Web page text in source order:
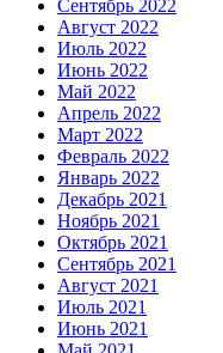
Сентябрь 2022
Август 2022
Июль 2022
Июнь 2022
Май 2022
Апрель 2022
Март 2022
Февраль 2022
Январь 2022
Декабрь 2021
Ноябрь 2021
Октябрь 2021
Сентябрь 2021
Август 2021
Июль 2021
Июнь 2021